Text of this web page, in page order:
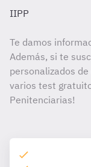
IIPP
Te damos
Además, si te
personalizados
varios test
Penitenciarias!